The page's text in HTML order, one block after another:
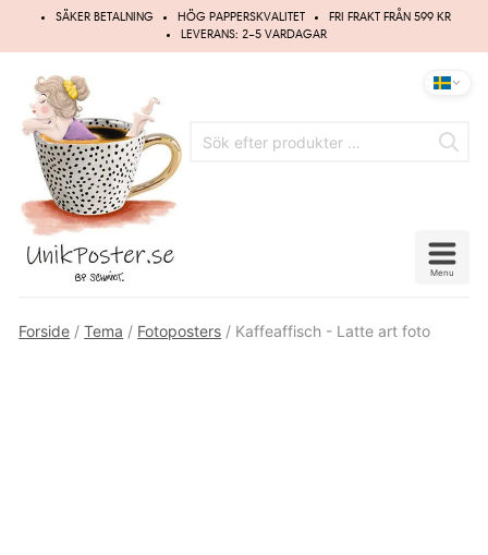
Hoppa
SÄKER BETALNING HÖG PAPPERSKVALITET
FRI FRAKT FRÅN 599 KR
LEVERANS: 2–5 VARDAGAR
Menu
Forside /Tema / Fotoposters / Kaffeaffisch - Latte art foto